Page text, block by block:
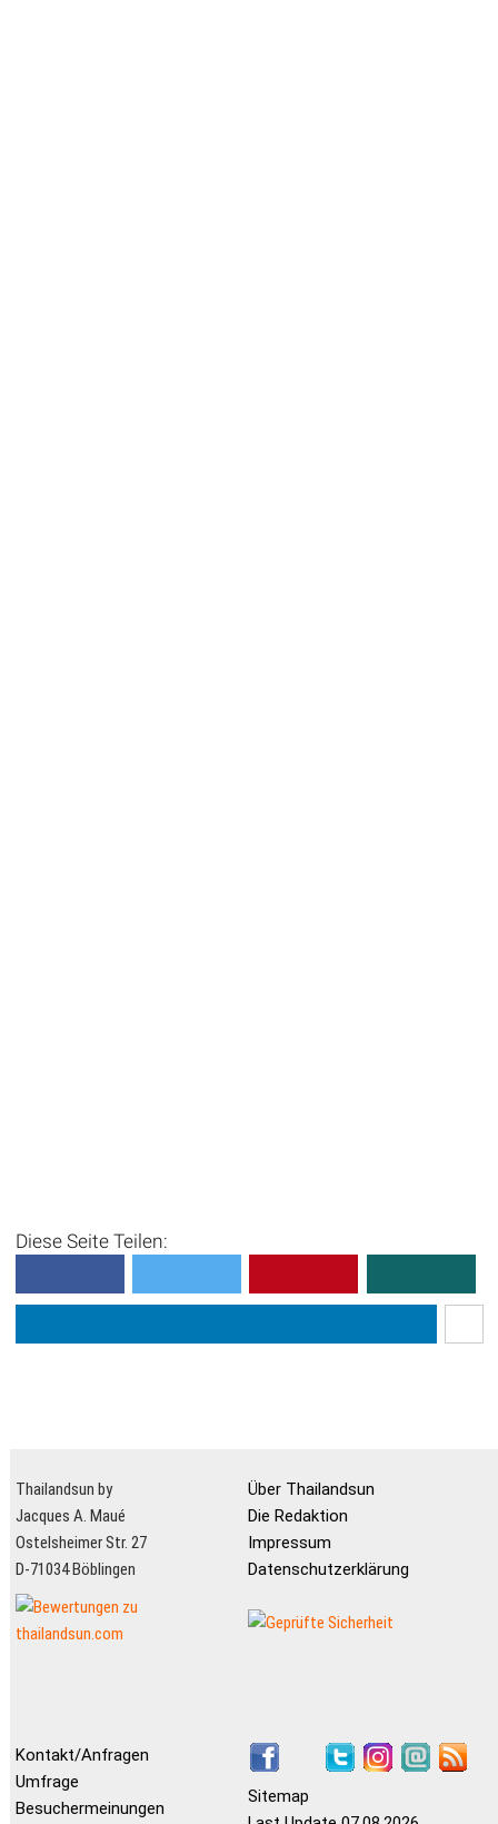
Diese Seite Teilen:
Thailandsun by
Jacques A. Maué
Ostelsheimer Str. 27
D-71034 Böblingen
Über Thailandsun
Die Redaktion
Impressum
Datenschutzerklärung
Kontakt/Anfragen
Umfrage
Besuchermeinungen
Sitemap